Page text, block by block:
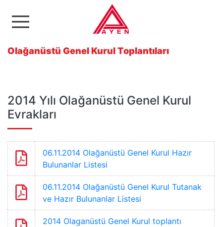
Ayen Enerji A.Ş
Olağanüstü Genel Kurul Toplantıları
2014 Yılı Olağanüstü Genel Kurul
Evrakları
06.11.2014 Olağanüstü Genel Kurul Hazır
Bulunanlar Listesi
06.11.2014 Olağanüstü Genel Kurul Tutanak
ve Hazır Bulunanlar Listesi
2014 Olaganüstü Genel Kurul toplantı